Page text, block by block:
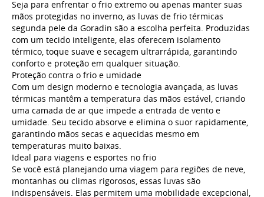
Seja para enfrentar o frio extremo ou apenas manter suas
mãos protegidas no inverno, as luvas de frio térmicas
segunda pele da Goradin são a escolha perfeita. Produzidas
com um tecido inteligente, elas oferecem isolamento
térmico, toque suave e secagem ultrarrápida, garantindo
conforto e proteção em qualquer situação.
Proteção contra o frio e umidade
Com um design moderno e tecnologia avançada, as luvas
térmicas mantêm a temperatura das mãos estável, criando
uma camada de ar que impede a entrada de vento e
umidade. Seu tecido absorve e elimina o suor rapidamente,
garantindo mãos secas e aquecidas mesmo em
temperaturas muito baixas.
Ideal para viagens e esportes no frio
Se você está planejando uma viagem para regiões de neve,
montanhas ou climas rigorosos, essas luvas são
indispensáveis. Elas permitem uma mobilidade excepcional,